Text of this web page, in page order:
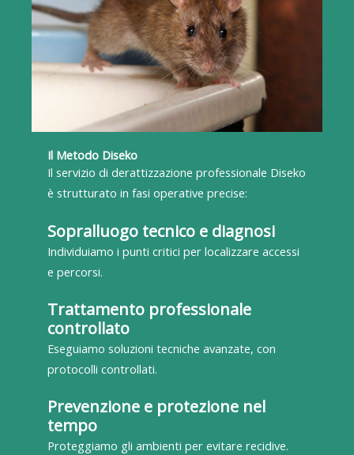
Il Metodo Diseko
Il servizio di derattizzazione professionale Diseko
è strutturato in fasi operative precise:
Sopralluogo tecnico e diagnosi
Individuiamo i punti critici per localizzare accessi
e percorsi.
Trattamento professionale
controllato
Eseguiamo soluzioni tecniche avanzate, con
protocolli controllati.
Prevenzione e protezione nel
tempo
Proteggiamo gli ambienti per evitare recidive.